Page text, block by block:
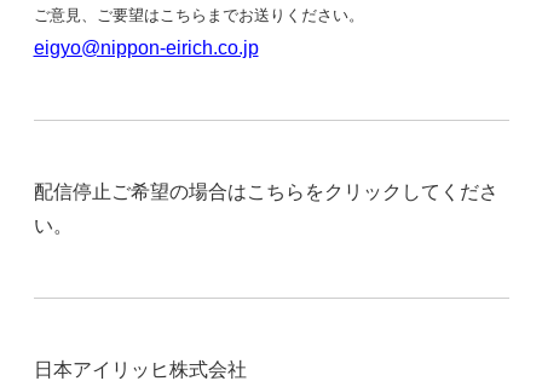
ご意見、ご要望はこちらまでお送りください。
eigyo@nippon-eirich.co.jp
配信停止ご希望の場合はこちらをクリックしてくださ
い。
日本アイリッヒ株式会社